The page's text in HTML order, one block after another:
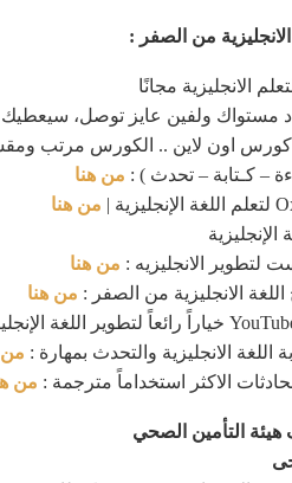
من الصفر :
الانجليزية مجانًا
مستواك ولفين عايز توصل، سيعطيك
كورس اون لاين .. الكورس مرتب
– كـتابة – تحدث ) : من هنا
من هنا
من هنا
من هنا
اللغة الانجليزية والتحدث بمهارة : من
الاكثر استخداماً مترجمة : من
هيئة التأمين الصحي